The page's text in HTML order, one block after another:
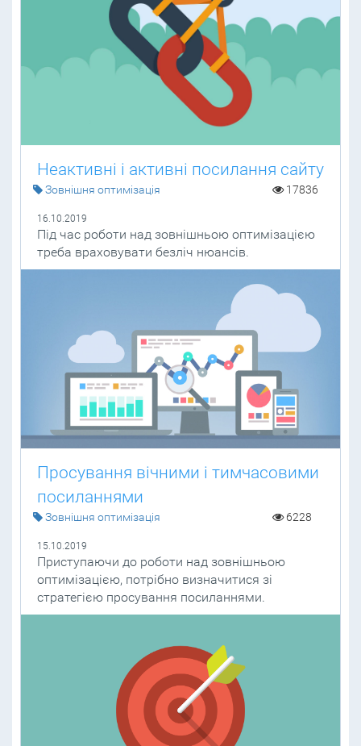
Неактивні і активні посилання сайту
Зовнішня оптимізація 17836
16.10.2019
Під час роботи над зовнішньою оптимізацією
треба враховувати безліч нюансів.
Просування вічними і тимчасовими
посиланнями
Зовнішня оптимізація 6228
15.10.2019
Приступаючи до роботи над зовнішньою
оптимізацією, потрібно визначитися зі
стратегією просування посиланнями.